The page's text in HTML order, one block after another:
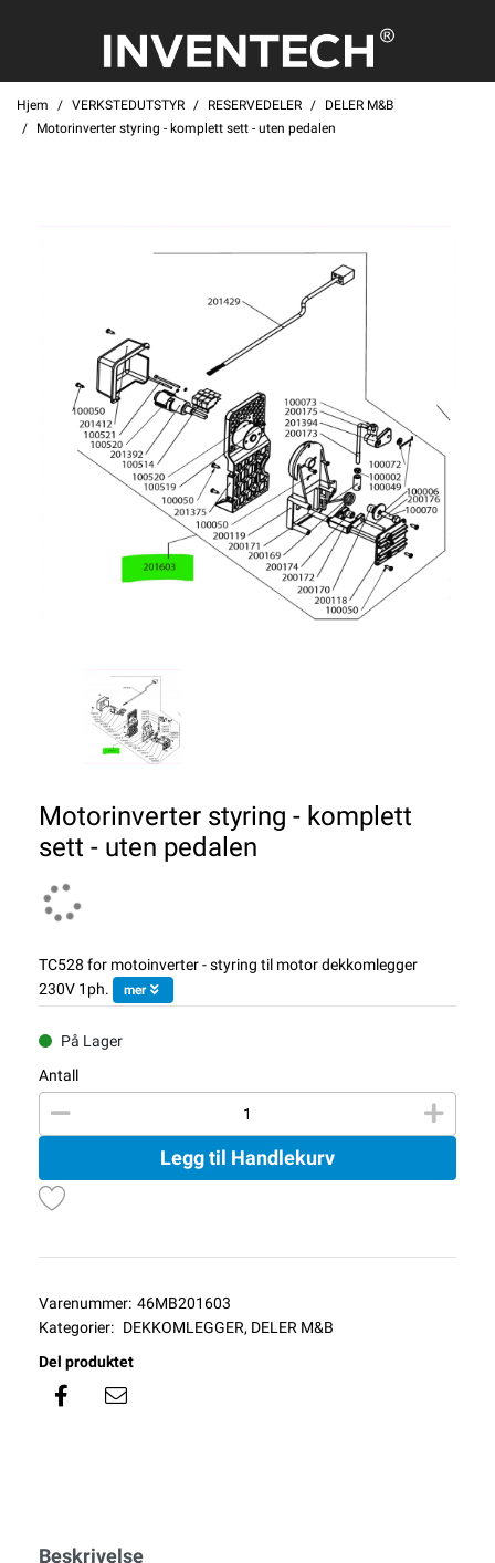
Hjem VERKSTEDUTSTYR RESERVEDELER
DELER M&B
Motorinverter styring - komplett sett - uten pedalen
Motorinverter styring - komplett
sett - uten pedalen
TC528 for motoinverter - styring til motor dekkomlegger
230V 1ph.
mer
På Lager
Antall
Legg til Handlekurv
Varenummer: 46MB201603
Kategorier: DEKKOMLEGGER, DELER M&B
Del produktet
Beskrivelse